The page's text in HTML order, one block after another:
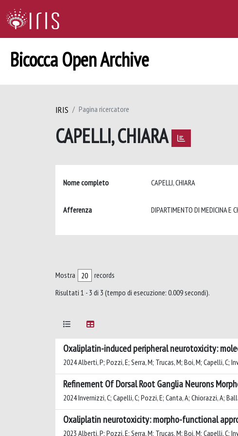
Bicocca Open Archive
IRIS Pagina ricercatore
CAPELLI, CHIARA
Nome completo CAPELLI, CHIARA
Afferenza DIPARTIMENTO DI MEDICINA E
Mostra
records
Risultati 1 - 3 di 3 (tempo di esecuzione: 0.009 secondi).
Oxaliplatin-induced peripheral neurotoxicity:
2024 Alberti, P; Pozzi, E; Serra, M; Trucas, M; Boi, M; Capelli, C;
Refinement Of Dorsal Root Ganglia Neurons
2024 Invernizzi, C; Capelli, C; Pozzi, E; Canta, A; Chiorazzi, A;
Oxaliplatin neurotoxicity: morpho-functional
2023 Alberti, P; Pozzi, E; Serra, M; Trucas, M; Boi, M; Capelli, C;